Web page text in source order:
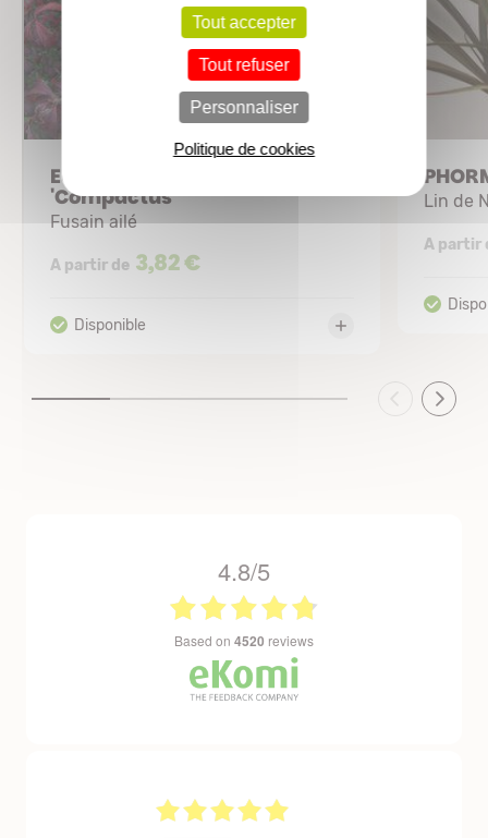
EUONYMUS alatus
'Compactus'
Fusain ailé
A partir de 3,82 €
Lin de
A partir
4.8/5
based on 4520 reviews
Tout accepter
Tout refuser
Personnaliser
Politique de cookies